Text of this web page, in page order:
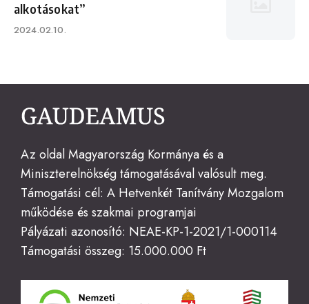
alkotásokat”
Published
2024.02.10.
Az oldal Magyarország Kormánya és a
Miniszterelnökség támogatásával valósult meg.
Támogatási cél: A Hetvenkét Tanítvány Mozgalom
működése és szakmai programjai
Pályázati azonosító: NEAE-KP-1-2021/1-000114
Támogatási összeg: 15.000.000 Ft